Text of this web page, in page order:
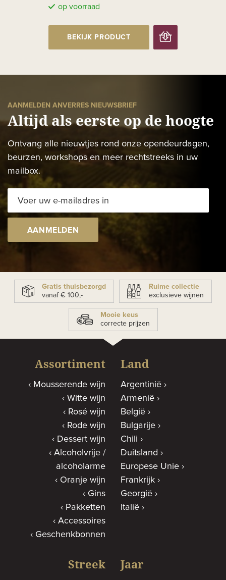
op voorraad
BEKIJK PRODUCT
AANMELDEN ANVERRES NIEUWSBRIEF
Altijd als eerste op de hoogte
Ontvang alle nieuwtjes rond onze opendeurdagen,
beurzen, workshops en meer rechtstreeks in uw
mailbox.
AANMELDEN
Gratis thuisbezorgd
vanaf € 100,-
Ruime collectie
exclusieve wijnen
Mooie keus
correcte prijzen
Assortiment
Mousserende wijn
Witte wijn
Rosé wijn
Rode wijn
Dessert wijn
Alcoholvrije /
alcoholarme
Oranje wijn
Gins
Pakketten
Accessoires
Geschenkbonnen
Land
Argentinië
Armenië
België
Bulgarije
Chili
Duitsland
Europese Unie
Frankrijk
Georgië
Italië
Streek Jaar